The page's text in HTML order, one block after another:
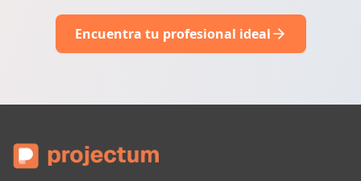
Encuentra tu profesional ideal